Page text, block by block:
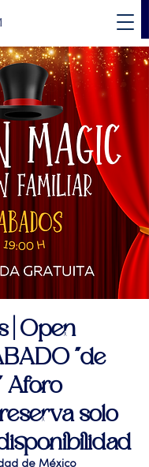
| Open
"de
Aforo
solo
de México